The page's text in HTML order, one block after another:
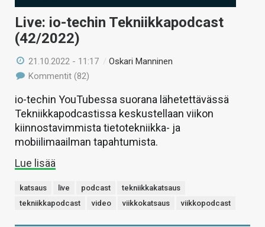
Live: io-techin Tekniikkapodcast
(42/2022)
21.10.2022 - 11:17 /Oskari Manninen
Kommentit (82)
io-techin YouTubessa suorana lähetettävässä
Tekniikkapodcastissa keskustellaan viikon
kiinnostavimmista tietotekniikka- ja
mobiilimaailman tapahtumista.
Lue lisää
katsaus live podcast
tekniikkakatsaus
tekniikkapodcast
video viikkokatsaus viikkopodcast